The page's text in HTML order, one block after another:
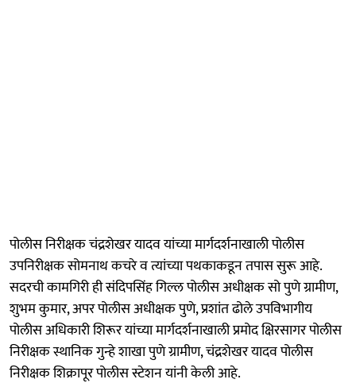
पोलीस निरीक्षक चंद्रशेखर यादव यांच्या मार्गदर्शनाखाली पोलीस
उपनिरीक्षक सोमनाथ कचरे व त्यांच्या पथकाकडून तपास सुरू आहे.
सदरची कामगिरी ही संदिपसिंह गिल्ल पोलीस अधीक्षक सो पुणे ग्रामीण,
शुभम कुमार, अपर पोलीस अधीक्षक पुणे, प्रशांत ढोले उपविभागीय
पोलीस अधिकारी शिरूर यांच्या मार्गदर्शनाखाली प्रमोद क्षिरसागर पोलीस
निरीक्षक स्थानिक गुन्हे शाखा पुणे ग्रामीण, चंद्रशेखर यादव पोलीस
निरीक्षक शिक्रापूर पोलीस स्टेशन यांनी केली आहे.